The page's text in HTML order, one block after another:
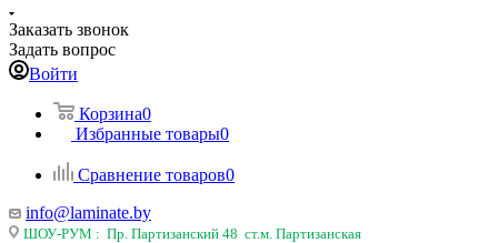
Заказать звонок
Задать вопрос
Войти
Корзина0
Избранные товары0
Сравнение товаров0
info@laminate.by
ШОУ-РУМ : Пр. Партизанский 48 ст.м. Партизанская